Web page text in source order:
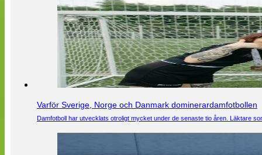
Varför Sverige, Norge och Danmark dominerardamfotbollen
Damfotboll har utvecklats otroligt mycket under de senaste tio åren. Läktare